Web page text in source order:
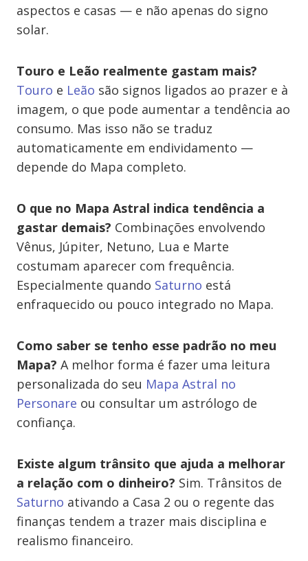
aspectos e casas — e não apenas do signo
solar.
Touro e Leão realmente gastam mais?
Touro e Leão são signos ligados ao prazer e à
imagem, o que pode aumentar a tendência ao
consumo. Mas isso não se traduz
automaticamente em endividamento —
depende do Mapa completo.
O que no Mapa Astral indica tendência a
gastar demais? Combinações envolvendo
Vênus, Júpiter, Netuno, Lua e Marte
costumam aparecer com frequência.
Especialmente quando Saturno está
enfraquecido ou pouco integrado no Mapa.
Como saber se tenho esse padrão no meu
Mapa? A melhor forma é fazer uma leitura
personalizada do seu Mapa Astral no
Personare ou consultar um astrólogo de
confiança.
Existe algum trânsito que ajuda a melhorar
a relação com o dinheiro? Sim. Trânsitos de
Saturno ativando a Casa 2 ou o regente das
finanças tendem a trazer mais disciplina e
realismo financeiro.